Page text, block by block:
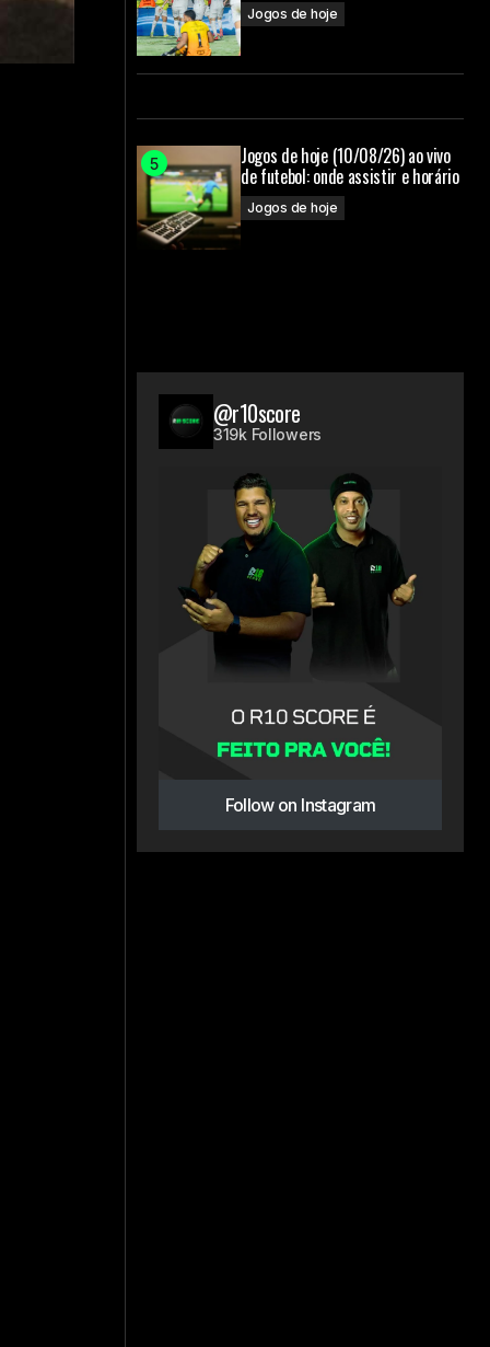
Jogos de hoje
Jogos de hoje (10/08/26) ao vivo
de futebol: onde assistir e horário
Jogos de hoje
@r10score
319k Followers
Follow on Instagram